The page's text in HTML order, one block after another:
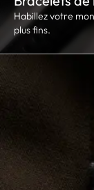
Habillez votre
plus fins.